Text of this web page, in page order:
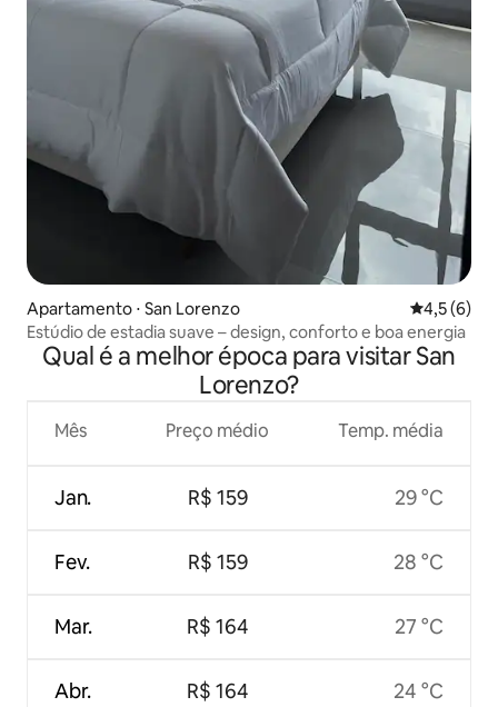
Apartamento ⋅ San Lorenzo 4,5 de
4,5 (6)
Estúdio de estadia suave – design, conforto e boa energia
Qual é a melhor época para visitar San
Lorenzo?
Mês
Jan.
Fev.
Mar.
Abr.
Preço médio
R$ 159
R$ 159
R$ 164
R$ 164
Temp. média
29 °C
28 °C
27 °C
24 °C